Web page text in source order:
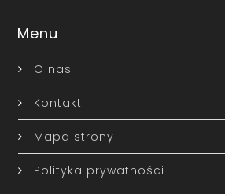
Menu
O nas
Kontakt
Mapa strony
Polityka prywatności